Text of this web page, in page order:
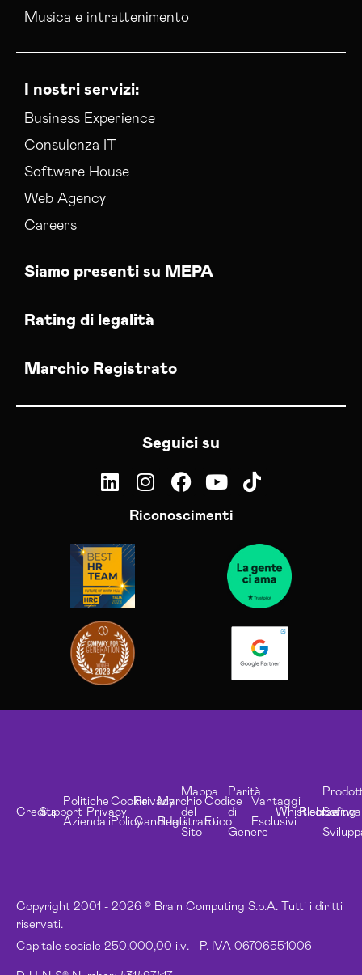
Musica e intrattenimento
I nostri servizi:
Business Experience
Consulenza IT
Software House
Web Agency
Careers
Siamo presenti su MEPA
Rating di legalità
Marchio Registrato
Seguici su
Riconoscimenti
Copyright 2001 - 2026 © Brain Computing S.p.A. Tutti i diritti
riservati.
Capitale sociale 250.000,00 i.v. - P. IVA 06706551006
CreditsSupport
Politiche
Aziendali
Privacy
Cookie
Policy
Privacy
Candidati
Marchio
Registrato
Mappa
del
Sito
Codice
Etico
Parità
di
Genere
Vantaggi
Esclusivi
Whistleblowing
Risorse